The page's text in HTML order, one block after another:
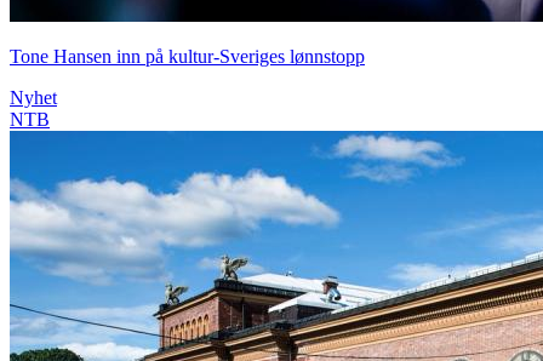
Tone Hansen inn på kultur-Sveriges lønnstopp
Nyhet
NTB